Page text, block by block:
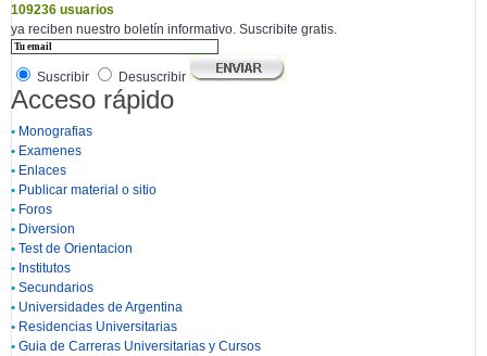
109236 usuarios
ya reciben nuestro boletín informativo. Suscribite gratis.
Suscribir Desuscribir
Acceso rápido
• Monografias
• Examenes
• Enlaces
• Publicar material o sitio
• Foros
• Diversion
• Test de Orientacion
• Institutos
• Secundarios
• Universidades de Argentina
• Residencias Universitarias
• Guia de Carreras Universitarias y Cursos